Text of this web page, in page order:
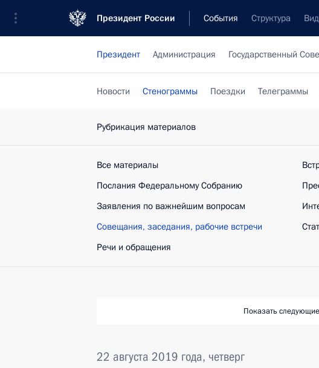
Президент России События Структура
Президент Администрация Государственный
Новости Стенограммы Поездки Телеграммы
Рубрикация материалов
Все материалы
Послания Федеральному Собранию
Заявления по важнейшим вопросам
Совещания, заседания, рабочие встречи
Речи и обращения
Показать
22 августа 2019 года, четверг